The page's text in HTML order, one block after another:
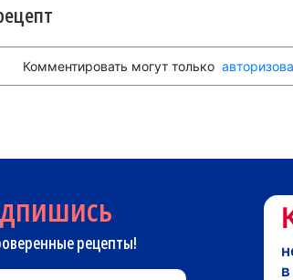
Комментировать могут только
рецепты!